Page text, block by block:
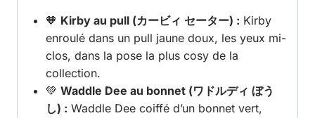
🧡 Kirby au pull (カービィ セーター) : Kirby
enroulé dans un pull jaune doux, les yeux mi-
clos, dans la pose la plus cosy de la
collection.
💚 Waddle Dee au bonnet (ワドルディ ぼう
し) : Waddle Dee coiffé d’un bonnet vert,